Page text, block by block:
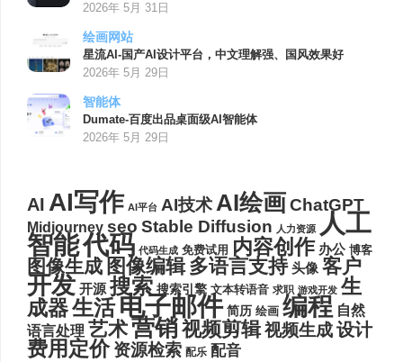
2026年 5月 31日
绘画网站
星流AI-国产AI设计平台，中文理解强、国风效果好
2026年 5月 29日
智能体
Dumate-百度出品桌面级AI智能体
2026年 5月 29日
AI AI写作 AI平台 AI技术AI绘画ChatGPT
Midjourney seo Stable Diffusion 人力资源 人工
智能代码 代码生成 免费试用 内容创作 办公 博客
图像生成 图像编辑 多语言支持 头像 客户
开发 开源 搜索 搜索引擎 文本转语音 求职 游戏开发 生
成器生活电子邮件 简历 绘画 编程 自然
语言处理 艺术营销视频剪辑视频生成设计
费用定价 资源检索 配乐 配音